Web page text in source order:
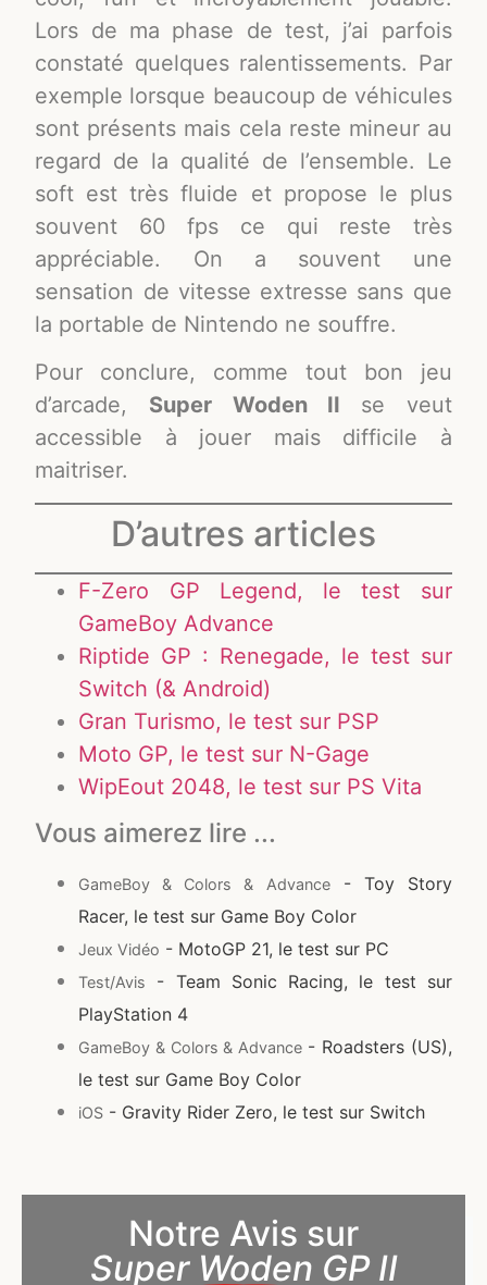
Lors de ma phase de test, j’ai parfois
constaté quelques ralentissements. Par
exemple lorsque beaucoup de véhicules
sont présents mais cela reste mineur au
regard de la qualité de l’ensemble. Le
soft est très fluide et propose le plus
souvent 60 fps ce qui reste très
appréciable. On a souvent une
sensation de vitesse extresse sans que
la portable de Nintendo ne souffre.
Pour conclure, comme tout bon jeu
d’arcade, Super Woden II se veut
accessible à jouer mais difficile à
maitriser.
D’autres articles
F-Zero GP Legend, le test sur
GameBoy Advance
Riptide GP : Renegade, le test sur
Switch (& Android)
Gran Turismo, le test sur PSP
Moto GP, le test sur N-Gage
WipEout 2048, le test sur PS Vita
Vous aimerez lire ...
GameBoy & Colors & Advance- Toy Story
Racer, le test sur Game Boy Color
Jeux Vidéo - MotoGP 21, le test sur PC
Test/Avis
- Team Sonic Racing, le test sur
PlayStation 4
GameBoy & Colors & Advance- Roadsters (US),
le test sur Game Boy Color
iOS - Gravity Rider Zero, le test sur Switch
Notre Avis sur
Super Woden GP II